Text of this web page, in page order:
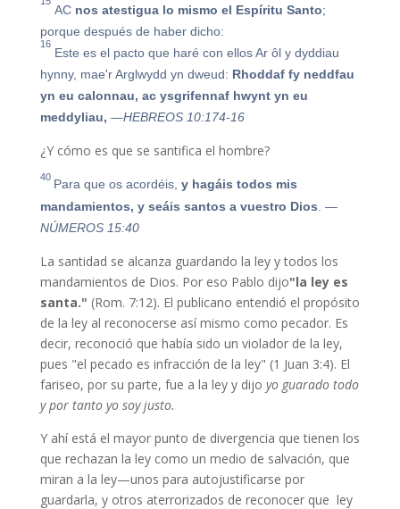
AC nos atestigua lo mismo el Espíritu Santo;
porque después de haber dicho:
16
Este es el pacto que haré con ellosAr ôl y dyddiau
hynny, mae'r Arglwydd yn dweud: Rhoddaf fy neddfau
yn eu calonnau, ac ysgrifennaf hwynt yn eu
meddyliau, —HEBREOS 10:174-16
¿Y cómo es que se santifica el hombre?
40 Para que os acordéis, y hagáis todos mis
mandamientos, y seáis santos a vuestro Dios —
NÚMEROS 15:40
La santidad se alcanza guardando la ley y todos los
mandamientos de Dios. Por eso Pablo dijo"la ley es
santa." (Rom. 7:12). El publicano entendió el propósito
de la ley al reconocerse así mismo como pecador. Es
decir, reconoció que había sido un violador de la ley,
pues "el pecado es infracción de la ley" (1 Juan 3:4). El
fariseo, por su parte, fue a la ley y dijo yo guarado todo
y por tanto yo soy justo.
Y ahí está el mayor punto de divergencia que tienen los
que rechazan la ley como un medio de salvación, que
miran a la ley—unos para autojustificarse por
guardarla, y otros aterrorizados de reconocer que ley